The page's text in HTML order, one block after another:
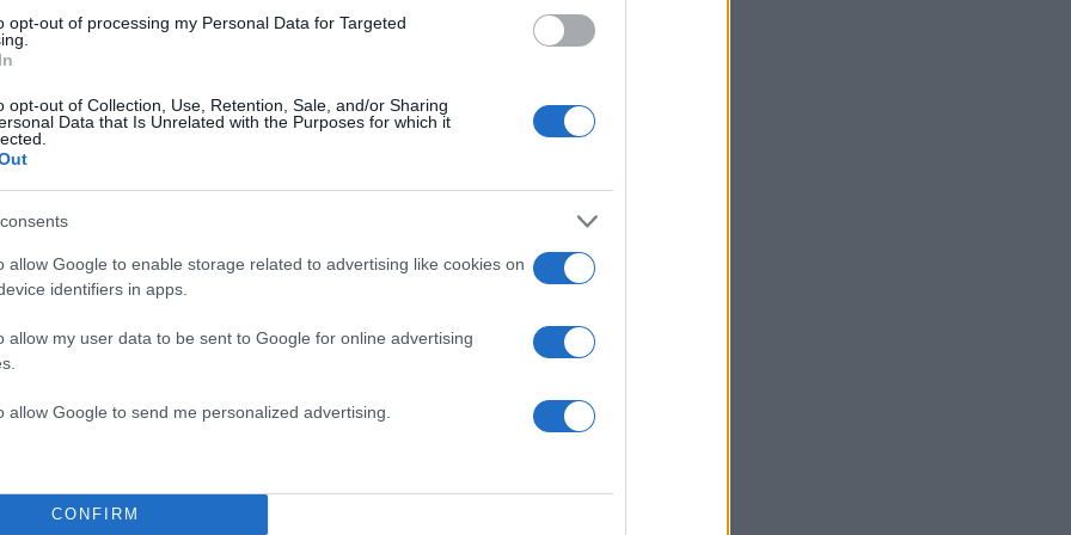
opt-out of processing my Personal Data for Targeted
opt-out of Collection, Use, Retention, Sale, and/or Sharing
Data that Is Unrelated with the Purposes for which it
allow Google to enable storage related to advertising like cookies on
identifiers in apps.
allow my user data to be sent to Google for online advertising
allow Google to send me personalized advertising.
CONFIRM
Υποβολή σχολίου